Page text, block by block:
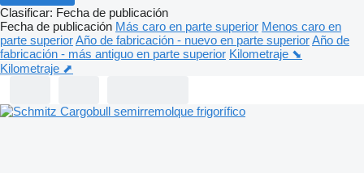
Clasificar: Fecha de publicación
Fecha de publicación Más caro en parte superior Menos caro en
parte superiorAño de fabricación - nuevo en parte superiorAño de
fabricación - más antiguo en parte superior Kilometraje ⬊
Kilometraje ⬈